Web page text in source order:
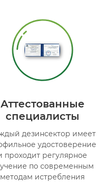
Аттестованные
специалисты
дезинсектор имеет
удостоверение
проходит регулярное
по современным
методам истребления